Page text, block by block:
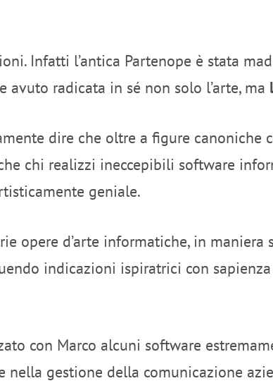
Infatti l’antica Partenope è stata
avuto radicata in sé non solo l’arte, ma
dire che oltre a figure canoniche
chi realizzi ineccepibili software
geniale.
opere d’arte informatiche, in
indicazioni ispiratrici con
con Marco alcuni software
nella gestione della comunicazione